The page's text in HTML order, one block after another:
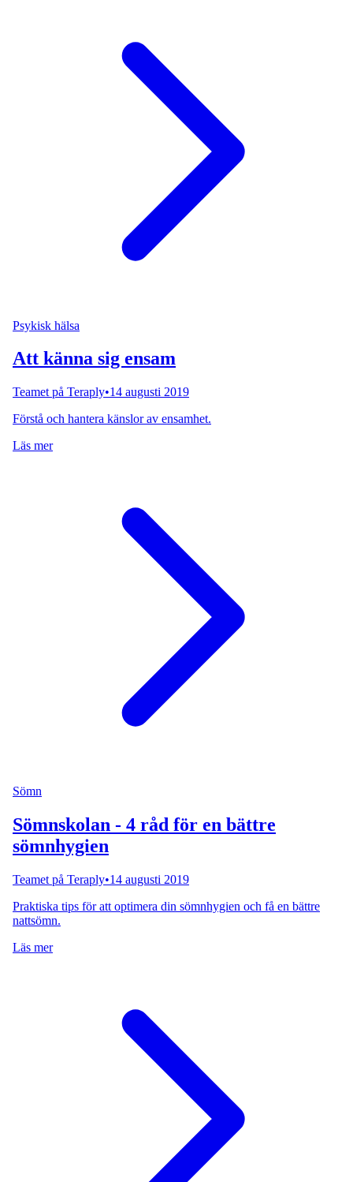
Psykisk hälsa
Att känna sig ensam
Teamet på Teraply•14 augusti 2019
Förstå och hantera känslor av ensamhet.
Läs mer
Sömn
Sömnskolan - 4 råd för en bättre
sömnhygien
Teamet på Teraply•14 augusti 2019
Praktiska tips för att optimera din sömnhygien och få en bättre
nattsömn.
Läs mer